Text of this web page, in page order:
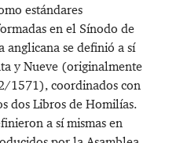
estándares
en el Sínodo de
se definió a sí
y Nueve (originalmente
1571), coordinados con
dos Libros de Homilías.
a sí mismas en